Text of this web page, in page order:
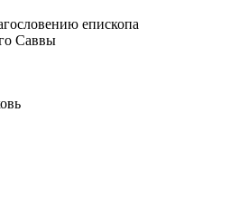
епископа
Саввы